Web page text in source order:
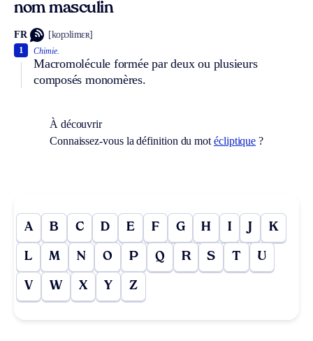
nom masculin
FR [kopɔlimɛʀ]
Chimie.
Macromolécule formée par deux ou plusieurs
composés monomères.
1
À découvrir
Connaissez-vous la définition du mot écliptique ?
A B C D E F G H I J K
L M N O P Q R S T U
V W X Y Z